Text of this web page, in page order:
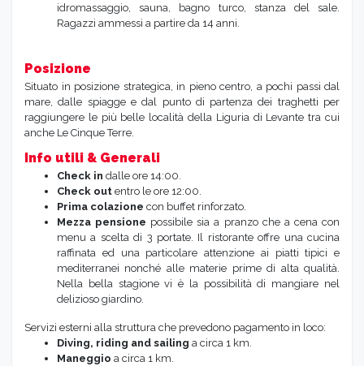
idromassaggio, sauna, bagno turco, stanza del sale.
Ragazzi ammessi a partire da 14 anni.
Posizione
Situato in posizione strategica, in pieno centro, a pochi passi dal
mare, dalle spiagge e dal punto di partenza dei traghetti per
raggiungere le più belle località della Liguria di Levante tra cui
anche Le Cinque Terre.
Info utili & Generali
Check in dalle ore 14:00.
Check out entro le ore 12:00.
Prima colazione con buffet rinforzato.
Mezza pensione possibile sia a pranzo che a cena con
menu a scelta di 3 portate. Il ristorante offre una cucina
raffinata ed una particolare attenzione ai piatti tipici e
mediterranei nonché alle materie prime di alta qualità.
Nella bella stagione vi è la possibilità di mangiare nel
delizioso giardino.
Servizi esterni alla struttura che prevedono pagamento in loco:
Diving, riding and sailing a circa 1 km.
Maneggio a circa 1 km.